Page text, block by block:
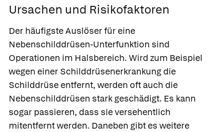
Ursachen und Risikofaktoren
Der häufigste Auslöser für eine
Nebenschilddrüsen-Unterfunktion sind
Operationen im Halsbereich. Wird zum Beispiel
wegen einer Schilddrüsenerkrankung die
Schilddrüse entfernt, werden oft auch die
Nebenschilddrüsen stark geschädigt. Es kann
sogar passieren, dass sie versehentlich
mitentfernt werden. Daneben gibt es weitere